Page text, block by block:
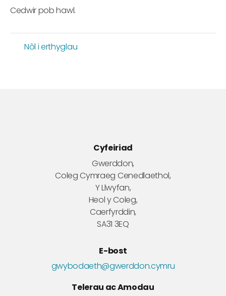
Cedwir pob hawl.
Nôl i erthyglau
Cyfeiriad
Gwerddon,
Coleg Cymraeg Cenedlaethol,
Y Llwyfan,
Heol y Coleg,
Caerfyrddin,
SA31 3EQ
E-bost
gwybodaeth@gwerddon.cymru
Telerau ac Amodau